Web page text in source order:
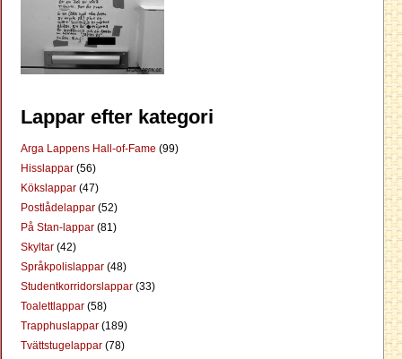
Lappar efter kategori
Arga Lappens Hall-of-Fame (99)
Hisslappar (56)
Kökslappar (47)
Postlådelappar (52)
På Stan-lappar (81)
Skyltar (42)
Språkpolislappar (48)
Studentkorridorslappar (33)
Toalettlappar (58)
Trapphuslappar (189)
Tvättstugelappar (78)